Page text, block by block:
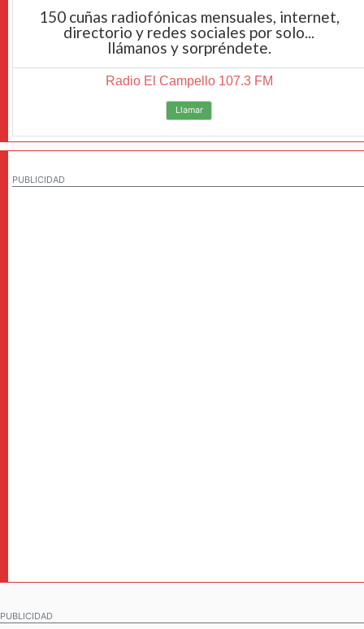
150 cuñas radiofónicas mensuales, internet,
directorio y redes sociales por solo...
llámanos y sorpréndete.
Radio El Campello 107.3 FM
Llamar
PUBLICIDAD
PUBLICIDAD